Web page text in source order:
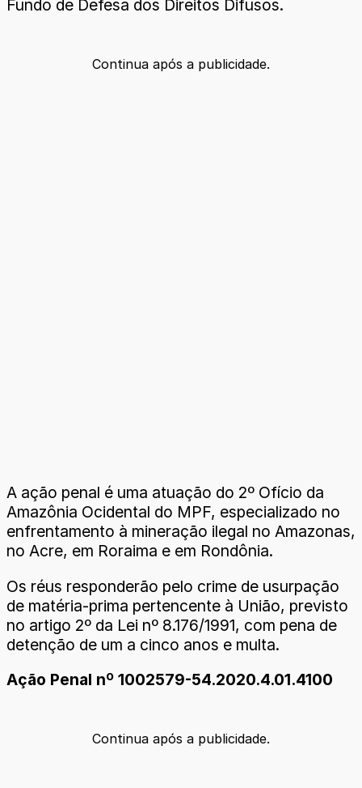
Fundo de Defesa dos Direitos Difusos.
Continua após a publicidade.
A ação penal é uma atuação do 2º Ofício da
Amazônia Ocidental do MPF, especializado no
enfrentamento à mineração ilegal no Amazonas,
no Acre, em Roraima e em Rondônia.
Os réus responderão pelo crime de usurpação
de matéria-prima pertencente à União, previsto
no artigo 2º da Lei nº 8.176/1991, com pena de
detenção de um a cinco anos e multa.
Ação Penal nº 1002579-54.2020.4.01.4100
Continua após a publicidade.